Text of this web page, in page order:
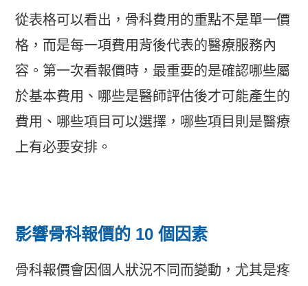
從表格可以看出，骨科費用的重點不是單一價
格，而是每一項費用背後代表的醫療服務內
容。第一次看報價時，最重要的是確認哪些屬
於基本費用、哪些是醫師評估後才可能產生的
費用、哪些項目可以選擇，哪些項目則是醫療
上有必要安排。
影響骨科報價的 10 個因素
骨科報價會因個人狀況不同而變動，尤其是疼